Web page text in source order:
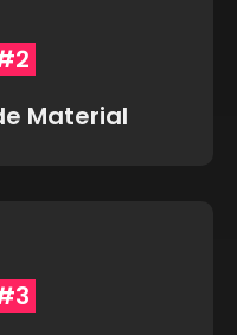
Material